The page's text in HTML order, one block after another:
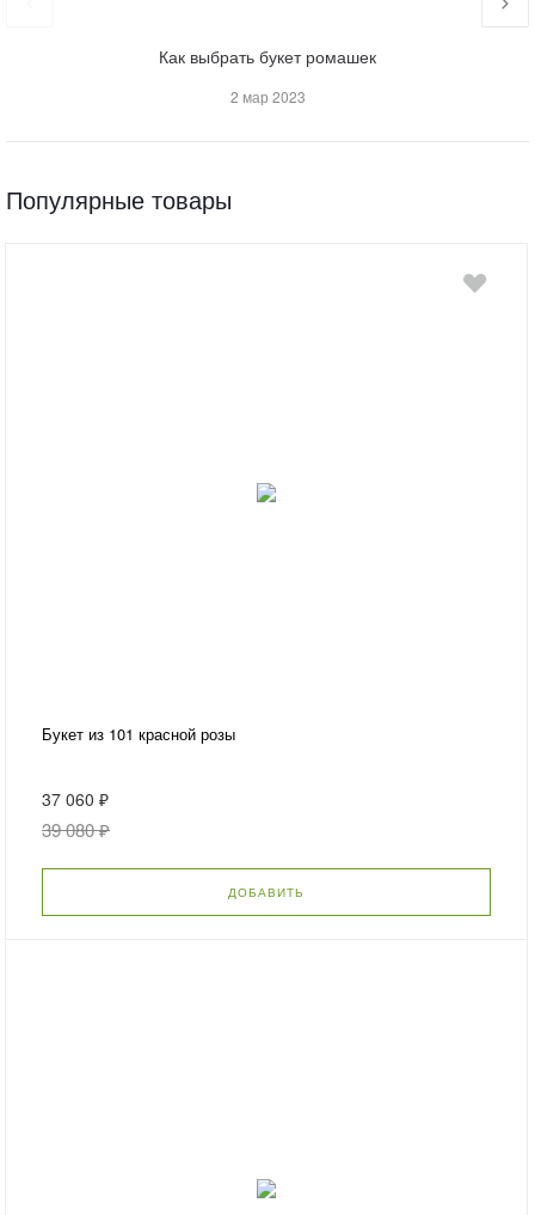
Как выбрать букет ромашек
2 мар 2023
Популярные товары
Букет из 101 красной розы
37 060 ₽
39 080 ₽
ДОБАВИТЬ